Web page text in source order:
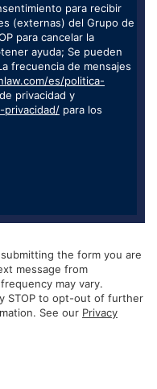
para recibir
(externas) del Grupo de
para cancelar la
ayuda; Se pueden
frecuencia de mensajes
es/politica-
privacidad y
privacidad/ para los
the form you are
message from
may vary.
STOP to opt-out of further
See our Privacy